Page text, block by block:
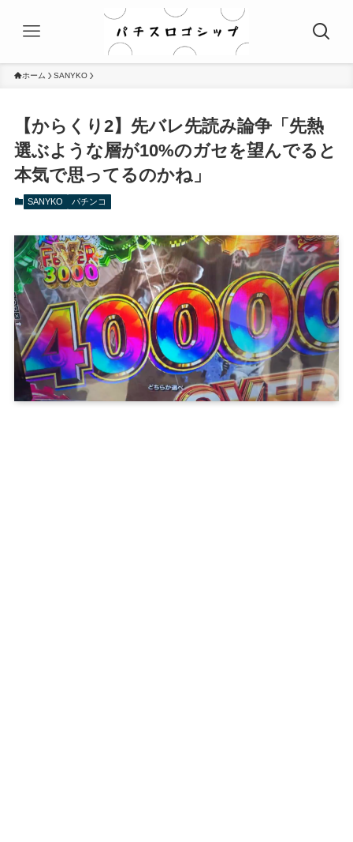
ホーム SANYKO
【からくり2】先バレ先読み論争「先熱
選ぶような層が10%のガセを望んでると
本気で思ってるのかね」
SANYKO パチンコ